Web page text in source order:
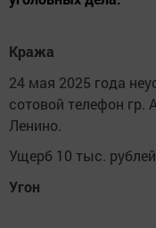
Кража
24 мая 2025 года
сотовой телефон гр.
Ленино.
Ущерб 10 тыс.
Угон